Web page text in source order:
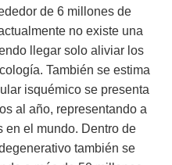
de 6 millones de
no existe una
llegar solo aliviar los
También se estima
isquémico se presenta
al año, representando a
en el mundo. Dentro de
también se